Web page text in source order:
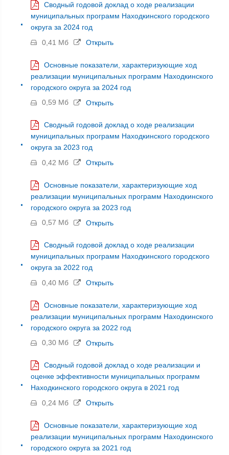
Сводный годовой доклад о ходе реализации
муниципальных программ Находкинского городского
округа за 2024 год
0,41 Мб
Открыть
Основные показатели, характеризующие ход
реализации муниципальных программ Находкинского
городского округа за 2024 год
0,59 Мб
Открыть
Сводный годовой доклад о ходе реализации
муниципальных программ Находкинского городского
округа за 2023 год
0,42 Мб
Открыть
Основные показатели, характеризующие ход
реализации муниципальных программ Находкинского
городского округа за 2023 год
0,57 Мб
Открыть
Сводный годовой доклад о ходе реализации
муниципальных программ Находкинского городского
округа за 2022 год
0,40 Мб
Открыть
Основные показатели, характеризующие ход
реализации муниципальных программ Находкинского
городского округа за 2022 год
0,30 Мб
Открыть
Сводный годовой доклад о ходе реализации и
оценке эффективности муниципальных программ
Находкинского городского округа в 2021 год
0,24 Мб
Открыть
Основные показатели, характеризующие ход
реализации муниципальных программ Находкинского
городского округа за 2021 год